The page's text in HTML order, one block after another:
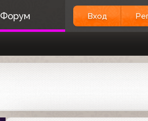
Форум Вход